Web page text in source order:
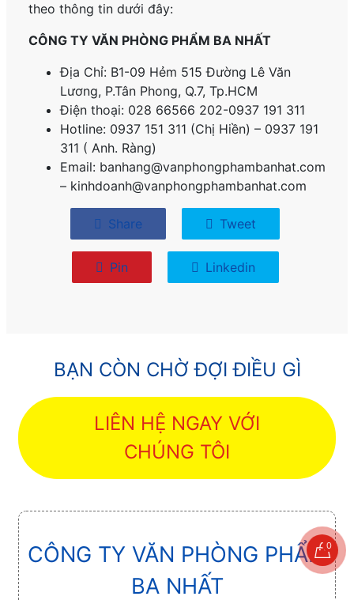
theo thông tin dưới đây:
CÔNG TY VĂN PHÒNG PHẨM BA NHẤT
Địa Chỉ: B1-09 Hẻm 515 Đường Lê Văn
Lương, P.Tân Phong, Q.7, Tp.HCM
Điện thoại: 028 66566 202-0937 191 311
Hotline: 0937 151 311 (Chị Hiền) – 0937 191
311 ( Anh. Ràng)
Email: banhang@vanphongphambanhat.com
– kinhdoanh@vanphongphambanhat.com
Share Tweet
Pin Linkedin
BẠN CÒN CHỜ ĐỢI ĐIỀU GÌ
LIÊN HỆ NGAY VỚI
CHÚNG TÔI
CÔNG TY VĂN PHÒNG PHẨM
BA NHẤT
0